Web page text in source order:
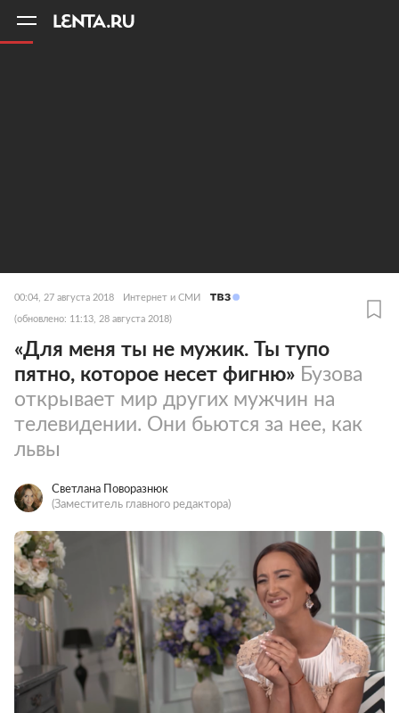
00:04, 27 августа 2018 Интернет и СМИ
(обновлено: 11:13, 28 августа 2018)
«Для меня ты не мужик. Ты тупо
пятно, которое несет фигню» Бузова
открывает мир других мужчин на
телевидении. Они бьются за нее, как
львы
Светлана Поворазнюк
(Заместитель главного редактора)